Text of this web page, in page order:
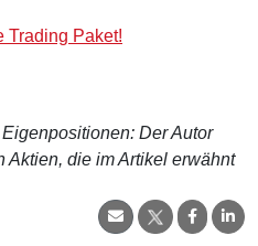
Trading Paket!
Der Autor
die im Artikel erwähnt